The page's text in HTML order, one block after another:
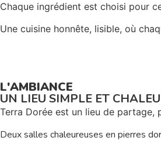
Chaque ingrédient est choisi pour
Une cuisine honnête, lisible, où
L'AMBIANCE
UN LIEU SIMPLE ET
Terra Dorée est un lieu de partage,
Deux salles chaleureuses en pierres